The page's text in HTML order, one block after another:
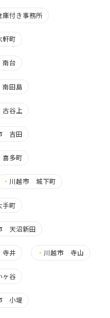
付き事務所
町
台
田島
谷上
吉田
多町
・ 川越市 城下町
町
天沼新田
井 ・ 川越市 寺山
谷
小堤